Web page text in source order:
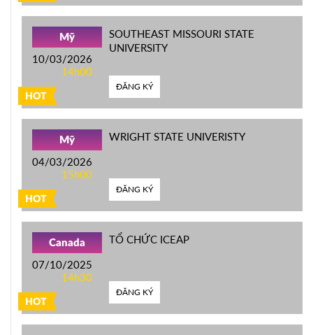
HOT
Mỹ
10/03/2026
14h00
SOUTHEAST MISSOURI STATE
UNIVERSITY
ĐĂNG KÝ
HOT
Mỹ
04/03/2026
15h00
WRIGHT STATE UNIVERISTY
ĐĂNG KÝ
HOT
Canada
07/10/2025
14h30
TỔ CHỨC ICEAP
ĐĂNG KÝ